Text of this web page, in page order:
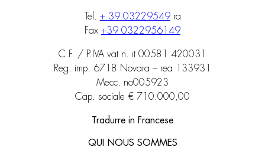
Tel. + 39 03229549ra
Fax +39 0322956149
C.F. / P.IVA vat n. it 00581 420031
Reg. imp. 6718 Novara – rea 133931
Mecc. no005923
Cap. sociale € 710.000,00
Tradurre in Francese
QUI NOUS SOMMES